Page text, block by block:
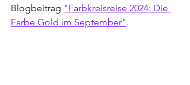
Blogbeitrag "Farbkreisreise 2024: Die
Farbe Gold im September".